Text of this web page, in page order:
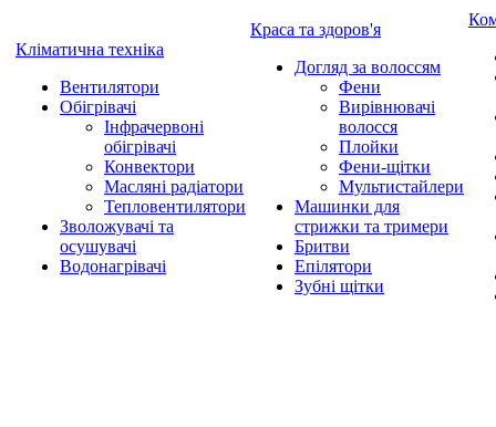
Кліматична техніка
Вентилятори
Обігрівачі
Інфрачервоні
обігрівачі
Конвектори
Масляні радіатори
Тепловентилятори
Зволожувачі та
осушувачі
Водонагрівачі
Краса та здоров'я
Догляд за волоссям
Фени
Вирівнювачі
волосся
Плойки
Фени-щітки
Мультистайлери
Машинки для
стрижки та тримери
Бритви
Епілятори
Зубні щітки